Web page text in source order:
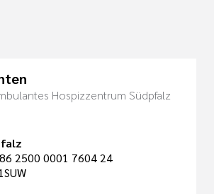
Hospizzentrum Südpfalz
2500 0001 7604 24